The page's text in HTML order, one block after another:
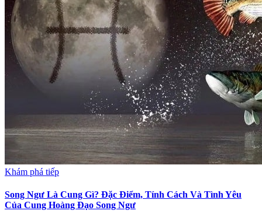
Khám phá tiếp
Song Ngư Là Cung Gì? Đặc Điểm, Tính Cách Và Tình Yêu
Của Cung Hoàng Đạo Song Ngư